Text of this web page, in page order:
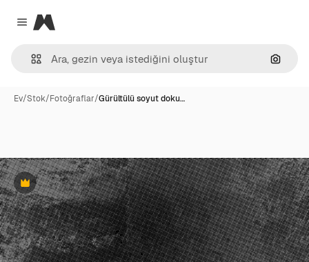
Close menu
Magnific
Ev/Stok/Fotoğraflar/Gürültülü soyut doku…
Premium